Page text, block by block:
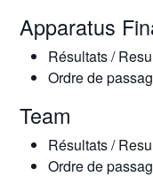
Apparatus
Résultats /
Ordre de
Team
Résultats /
Ordre de